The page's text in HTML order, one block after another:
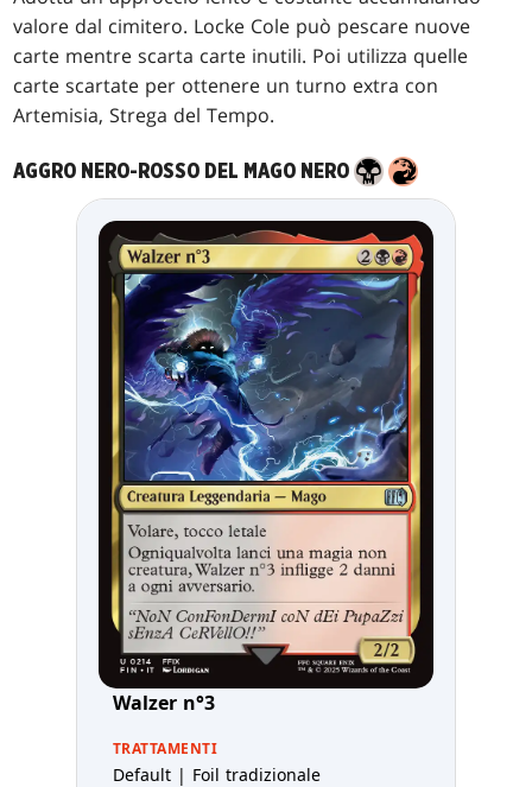
valore dal cimitero. Locke Cole può pescare nuove
carte mentre scarta carte inutili. Poi utilizza quelle
carte scartate per ottenere un turno extra con
Artemisia, Strega del Tempo.
AGGRO NERO-ROSSO DEL MAGO NERO
Walzer n°3
TRATTAMENTI
Default | Foil tradizionale